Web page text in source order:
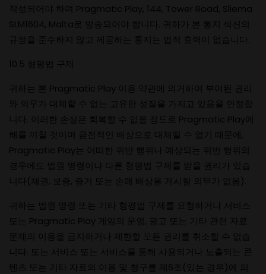
작성되어야 하며 Pragmatic Play, 144, Tower Road, Sliema
SLM1604, Malta로 발송되어야 합니다. 귀하가 본 통지 섹션의
규정을 준수하지 않고 제공하는 통지는 법적 효력이 없습니다.
10.5 형평법 구제
귀하는 본 Pragmatic Play 이용 약관에 의거하여 부여된 권리
와 의무가 대체할 수 없는 고유한 성질을 가지고 있음을 인정합
니다. 이러한 손실은 회복할 수 없을 정도로 Pragmatic Play에
해를 끼칠 것이며 금전적인 배상으로 대체될 수 없기 때문에,
Pragmatic Play는 어떠한 위반 행위나 예상되는 위반 행위의
경우에도 법원 명령이나 다른 형평법 구제를 받을 권리가 있습
니다(채권, 보증, 증거 또는 손해 배상을 게시할 의무가 없음).
귀하는 법원 명령 또는 기타 형평법 구제를 요청하거나 서비스
또는 Pragmatic Play 게임의 운영, 광고 또는 기타 관련 자료
문제의 이용을 금지하거나 제한할 모든 권리를 취소할 수 없습
니다. 또는 서비스 또는 서비스를 통해 사용되거나 노출되는 콘
텐츠 또는 기타 자료의 이용 및 청구를 제6조(있는 경우)에 의